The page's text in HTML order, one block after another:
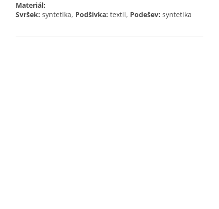
Materiál:
Svršek: syntetika, Podšívka:textil, Podešev:syntetika